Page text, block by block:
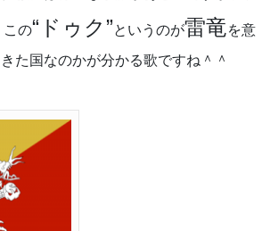
この“ドゥク”というのが雷竜を意
た国なのかが分かる歌ですね＾＾